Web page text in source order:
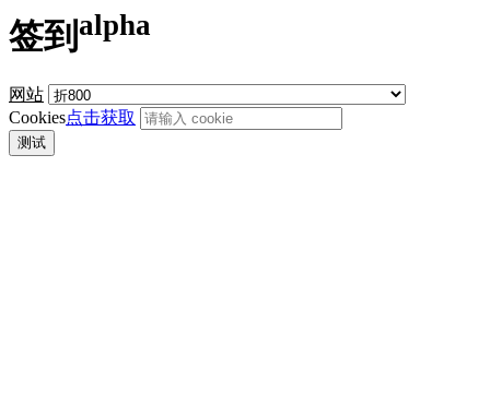
签到 alpha
网站
Cookies点击获取
测试